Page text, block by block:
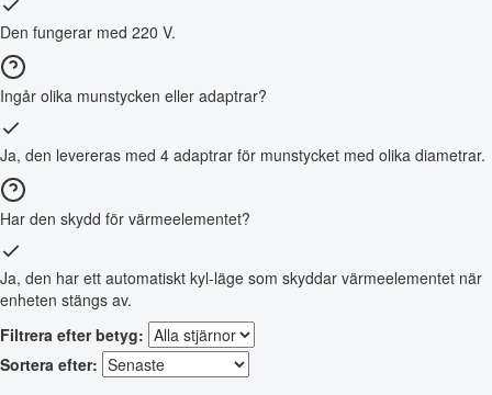
Den fungerar med 220 V.
Ingår olika munstycken eller adaptrar?
Ja, den levereras med 4 adaptrar för munstycket med olika diametrar.
Har den skydd för värmeelementet?
Ja, den har ett automatiskt kyl-läge som skyddar värmeelementet när
enheten stängs av.
Filtrera efter betyg:
Sortera efter: